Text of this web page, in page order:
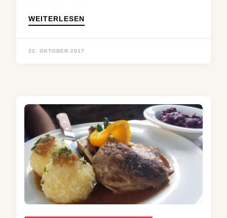
WEITERLESEN
22. OKTOBER 2017